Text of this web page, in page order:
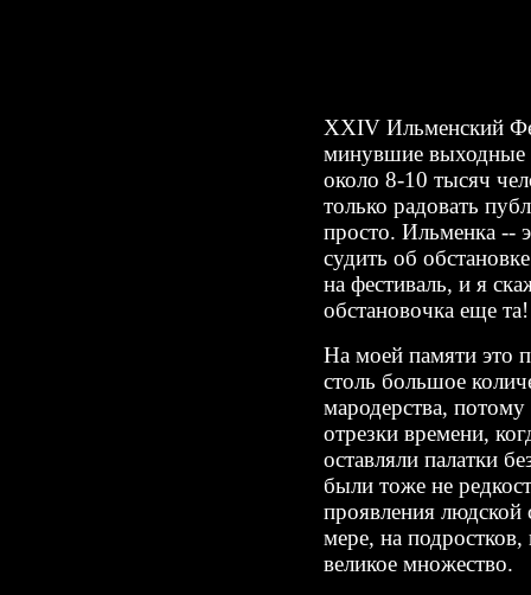
XXIV Ильменский
минувшие выходные
около 8-10 тысяч
только радовать
просто. Ильменка --
судить об
на фестиваль, и я
обстановочка еще та!
На моей памяти это
столь большое
мародерства, потому
отрезки времени,
оставляли палатки
были тоже не
проявления людской
мере, на
великое множество.